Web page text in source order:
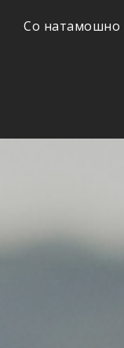
Со натамошно